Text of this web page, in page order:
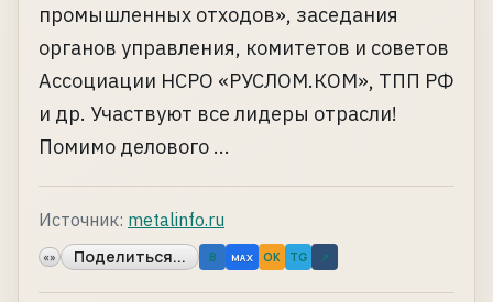
промышленных отходов», заседания
органов управления, комитетов и советов
Ассоциации НСРО «РУСЛОМ.КОМ», ТПП РФ
и др. Участвуют все лидеры отрасли!
Помимо делового ...
Источник: metalinfo.ru
«» Поделиться... B MAX OK TG ↗